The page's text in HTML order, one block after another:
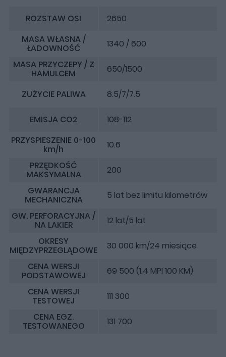
ROZSTAW OSI
2650
MASA WŁASNA /
ŁADOWNOŚĆ
1340 / 600
MASA PRZYCZEPY / Z
HAMULCEM 650/1500
ZUŻYCIE PALIWA 8.5/7/7.5
EMISJA CO2
108-112
PRZYSPIESZENIE 0-100
km/h
10.6
PRZĘDKOŚĆ
MAKSYMALNA
200
GWARANCJA
MECHANICZNA
5 lat bez limitu kilometrów
GW. PERFORACYJNA /
NA LAKIER
12 lat/5 lat
OKRESY
MIĘDZYPRZEGLĄDOWE
30 000 km/24 miesiące
CENA WERSJI
PODSTAWOWEJ
69 500 (1.4 MPI 100 KM)
CENA WERSJI
TESTOWEJ
111 300
CENA EGZ.
TESTOWANEGO 131 700